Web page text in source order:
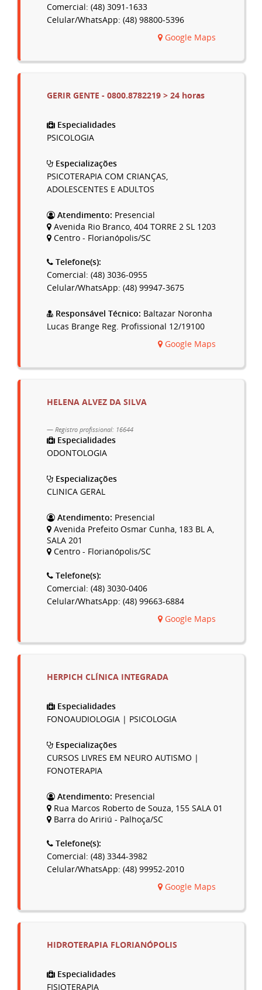
Comercial: (48) 3091-1633
Celular/WhatsApp: (48) 98800-5396
Google Maps
GERIR GENTE - 0800.8782219 > 24 horas
Especialidades
PSICOLOGIA
Especializações
PSICOTERAPIA COM CRIANÇAS,
ADOLESCENTES E ADULTOS
Atendimento: Presencial
Avenida Rio Branco, 404 TORRE 2 SL 1203
Centro - Florianópolis/SC
Telefone(s):
Comercial: (48) 3036-0955
Celular/WhatsApp: (48) 99947-3675
Responsável Técnico: Baltazar Noronha
Lucas Brange Reg. Profissional 12/19100
Google Maps
HELENA ALVEZ DA SILVA
Registro profissional: 16644
Especialidades
ODONTOLOGIA
Especializações
CLINICA GERAL
Atendimento: Presencial
Avenida Prefeito Osmar Cunha, 183 BL A,
SALA 201
Centro - Florianópolis/SC
Telefone(s):
Comercial: (48) 3030-0406
Celular/WhatsApp: (48) 99663-6884
Google Maps
HERPICH CLÍNICA INTEGRADA
Especialidades
FONOAUDIOLOGIA | PSICOLOGIA
Especializações
CURSOS LIVRES EM NEURO AUTISMO |
FONOTERAPIA
Atendimento: Presencial
Rua Marcos Roberto de Souza, 155 SALA 01
Barra do Aririú - Palhoça/SC
Telefone(s):
Comercial: (48) 3344-3982
Celular/WhatsApp: (48) 99952-2010
Google Maps
HIDROTERAPIA FLORIANÓPOLIS
Especialidades
FISIOTERAPIA